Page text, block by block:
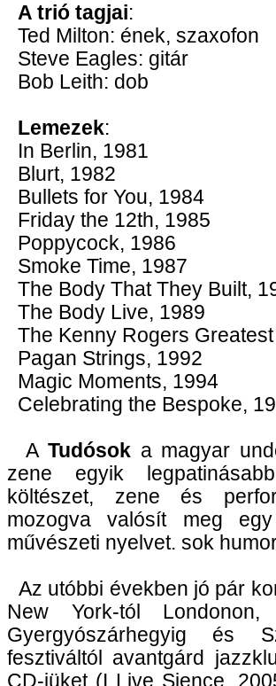
A trió tagjai:
Ted Milton: ének, szaxofon
Steve Eagles: gitár
Bob Leith: dob
Lemezek:
In Berlin, 1981
Blurt, 1982
Bullets for You, 1984
Friday the 12th, 1985
Poppycock, 1986
Smoke Time, 1987
The Body That They Built,
The Body Live, 1989
The Kenny Rogers
Pagan Strings, 1992
Magic Moments, 1994
Celebrating the Bespoke,
A Tudósoka magyar
zene egyik
költészet, zene és
mozogva valósít meg
művészeti nyelvet. sok
Az utóbbi években jó pár
New York-tól
Gyergyószárhegyig és
fesztiváltól avantgárd
CD-jüket (I Live Sience,